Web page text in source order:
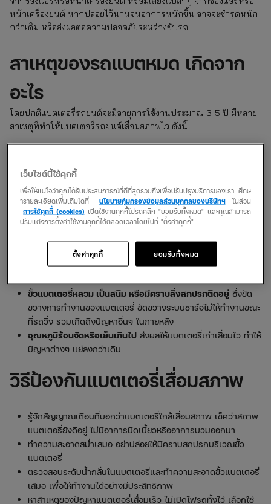
หน้าเครื่องยนต์ หากปล่อยไว้นานจนอาการหนักขึ้น อาจจะชำรุดหนัก
กว่าเดิม หรือส่งผลต่อความปลอดภัยระหว่างขับรถ
สาเหตุของรถแบตหมด เกิดจาก
อะไร
โดยปกติแบตเตอรี่​รถยนต์จะมีอายุการใช้งานประมาณ​ 3-5 ปี​ มีหลาย
สาเหตุที่ทำให้แบตเตอรี่รถยนต์เสื่อมสภาพไว​ ดังนี้
ไว้ ปิดประตูไม่สนิททำให้ไฟเตือนติดสว่างค้างไว้ ส่งผลให้แบตเตอรี่
หมดเร็วกว่าเดิม รวมถึงไฟหน้าที่ถูกออกแบบให้เปิดทิ้งไว้ชั่วครู่ แต่
เพราะทำงานผิดพลาดจึงไม่ดับเองโดยอัตโนมัติ
สตาร์ทรถจอดทิ้งไว้นานไม่ได้ช่วยชาร์จไฟเข้าแบตเตอรี่ ป้องกัน
อาการแบตเตอรี่เสื่อมไม่ได้เลย กลับเป็นการดึงไฟออกไปจำนวน
แบตเตอรี่เสื่อมสภาพ
เก็บรักษาประจุไฟฟ้าไม่ได้ตามปกติ ระบบไฟ
ภายในเสื่อมสภาพ หรือเกิดการรั่วไหล ก็อาจทำให้แบตเตอรี่หมดได้
ขั้วแบตเตอรี่หลวม เป็นสนิม หรือมีคราบสิ่งสกปรกติดอยู่ ซึ่งขัด
ขวางการทำงานของแบตเตอรี่ ขัดขวางระบบชาร์จไม่ให้ทำงานขณะ
ที่รถวิ่ง รวมเกิดถึงปัญหาอื่นๆ ในภายหลัง
อุณหภูมิร้อนจัดหรือเย็นเกินไป ส่งผลให้แบตเตอรี่เก่าเสื่อมไว ทำให้
ปัญหาต่างๆ แย่ลงกว่าเดิม
วิธีป้องกันแบตเตอรี่เสื่อมสภาพ
รู้จักสัญญาณเตือนที่บอกว่าแบตเตอรี่ใกล้เสื่อมสภาพ เช็คว่าสภาพ
แบตเตอรี่ยังดีอยู่ ไม่มีอาการบิดเบี้ยวหรืออาการบวมออกมา
ทำความสะอาดสม่ำเสมอ อย่าปล่อยให้มีคราบสกปรกบริเวณขั้ว
แบตเตอรี่
ตรวจสอบระดับน้ำกลั่นในแบตเตอรี่และทำความสะอาดขั้วแบตเตอรี่
เสมอ เพื่อให้ทำงานได้อย่างมีประสิทธิภาพ
หาสาเหตุของปัญหาแบตเตอรี่เสื่อมเร็ว ไม่เปิดไฟรถทิ้งไว้ เลือกใช้
เว็บไซต์นี้ใช้คุกกี้
เพื่อให้แน่ใจว่าคุณได้รับประสบการณ์ที่ดีที่สุดรวมถึงเพื่อปรับปรุงบริการของเรา ศึกษ
ารายละเอียดเพิ่มเติมได้ที่
นโยบายคุ้มครองข้อมูลส่วนบุคคลของบริษัทฯในส่วน
การใช้คุกกี้ (cookies) เปิดใช้งานคุกกี้โปรดคลิก "ยอมรับทั้งหมด" และคุณสามารถ
ปรับแต่งการตั้งค่าใช้งานคุกกี้ได้ตลอดเวลาโดยไปที่ "ตั้งค่าคุกกี้"
ยอมรับทั้งหมด
ตั้งค่าคุกกี้